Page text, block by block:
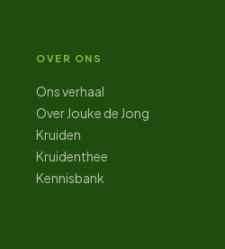
OVER ONS
Ons verhaal
Over Jouke de Jong
Kruiden
Kruidenthee
Kennisbank